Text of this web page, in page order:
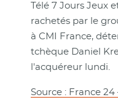
Télé 7 Jours Jeux
rachetés par le
à CMI France,
tchèque Daniel
l'acquéreur lundi.
Source : France 24